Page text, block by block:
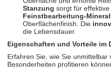
Stanzung sorgt für
Feinstbearbeitung-
Oberflächenfinish. Die
die Lebensdauer.
Eigenschaften und Vorteile im
Erfahren Sie, wie Sie unmittelbar
Besonderheiten profitieren